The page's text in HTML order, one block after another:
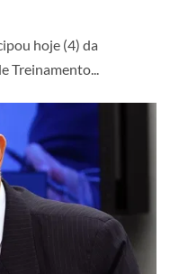
hoje (4) da
Treinamento...